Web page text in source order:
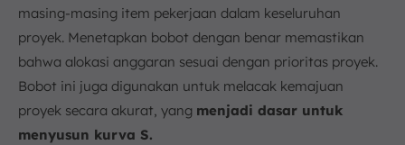
masing-masing item pekerjaan dalam keseluruhan
proyek. Menetapkan bobot dengan benar memastikan
bahwa alokasi anggaran sesuai dengan prioritas proyek.
Bobot ini juga digunakan untuk melacak kemajuan
proyek secara akurat, yang menjadi dasar untuk
menyusun kurva S.